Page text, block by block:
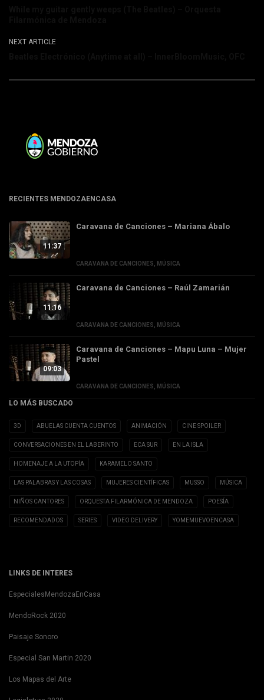
NEXT ARTICLE
RECIENTES MENDOZAENCASA
11:37
Caravana de Canciones – Mariana Ábalo
CARAVANA DE CANCIONES MÚSICA
11:16
Caravana de Canciones – Raúl Zamarián
CARAVANA DE CANCIONES MÚSICA
09:03
Caravana de Canciones – Mapu Luna – Mujer
Pastel
CARAVANA DE CANCIONES MÚSICA
LO MÁS BUSCADO
3D ABUELAS CUENTA CUENTOS ANIMACIÓN CINE SPOILER
CONVERSACIONES EN EL LABERINTO ECA SUR EN LA ISLA
HOMENAJE A LA UTOPÍA KARAMELO SANTO
LAS PALABRAS Y LAS COSAS MUJERES CIENTÍFICAS MUSSO MÚSICA
NIÑOS CANTORES ORQUESTA FILARMÓNICA DE MENDOZA POESÍA
RECOMENDADOS SERIES VIDEO DELIVERY YOMEMUEVOENCASA
LINKS DE INTERES
EspecialesMendozaEnCasa
MendoRock 2020
Paisaje Sonoro
Especial San Martin 2020
Los Mapas del Arte